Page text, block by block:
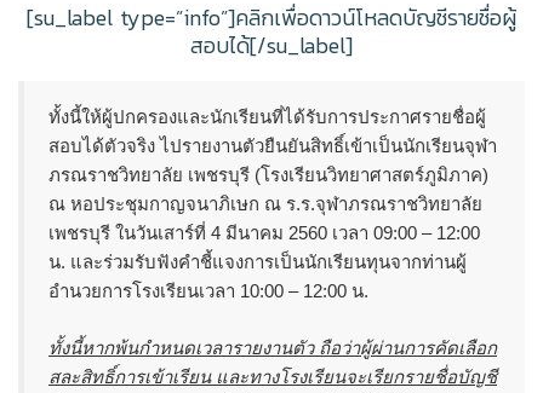
[su_label type=”info”]คลิกเพื่อดาวน์โหลดบัญชีรายชื่อผู้
สอบได้[/su_label]
ทั้งนี้ให้ผู้ปกครองและนักเรียนที่ได้รับการประกาศรายชื่อผู้
สอบได้ตัวจริง ไปรายงานตัวยืนยันสิทธิ์เข้าเป็นนักเรียนจุฬา
ภรณราชวิทยาลัย เพชรบุรี (โรงเรียนวิทยาศาสตร์ภูมิภาค)
ณ หอประชุมกาญจนาภิเษก ณ ร.ร.จุฬาภรณราชวิทยาลัย
เพชรบุรี ในวันเสาร์ที่ 4 มีนาคม 2560 เวลา 09:00 – 12:00
น. และร่วมรับฟังคำชี้แจงการเป็นนักเรียนทุนจากท่านผู้
อำนวยการโรงเรียนเวลา 10:00 – 12:00 น.
ทั้งนี้หากพ้นกำหนดเวลารายงานตัว ถือว่าผู้ผ่านการคัดเลือก
สละสิทธิ์การเข้าเรียน และทางโรงเรียนจะเรียกรายชื่อบัญชี